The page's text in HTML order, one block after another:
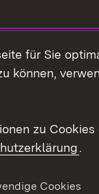
für Sie
können,
zu Cookies
.
Cookies